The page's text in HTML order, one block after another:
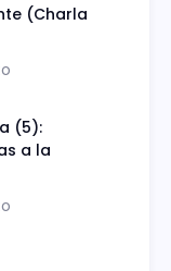
(Charla
(5):
a la